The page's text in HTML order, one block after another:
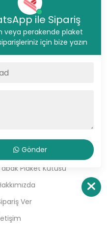
GÖNDERİM
aynı gün
Kristal Plaket Kutusu
Plaket Kutusu
Ver
ile Sipariş
veya perakende plaket
için bize yazın
Gönder